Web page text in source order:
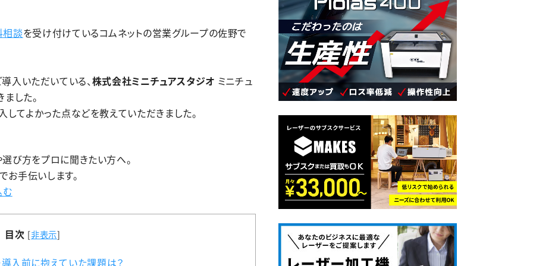
相談を受け付けているコムネットの営業グループの佐野で
入いただいている、株式会社ミニチュアスタジオ ミニチュ
した。
してよかった点などを教えていただきました。
び方をプロに聞きたい方へ。
手伝いします。
目次 [非表示]
入前に抱えていた課題は？